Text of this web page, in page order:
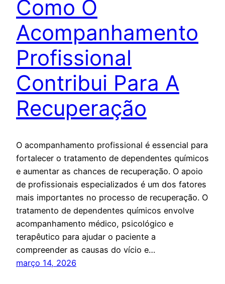
Como O
Acompanhamento
Profissional
Contribui Para A
Recuperação
O acompanhamento profissional é essencial para
fortalecer o tratamento de dependentes químicos
e aumentar as chances de recuperação. O apoio
de profissionais especializados é um dos fatores
mais importantes no processo de recuperação. O
tratamento de dependentes químicos envolve
acompanhamento médico, psicológico e
terapêutico para ajudar o paciente a
compreender as causas do vício e…
março 14, 2026